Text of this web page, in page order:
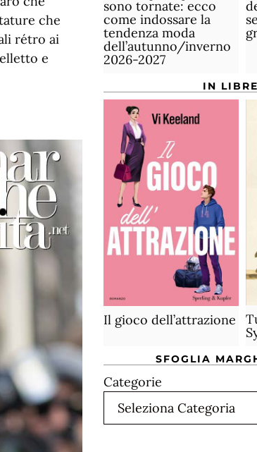
che
rétro ai
e
sono tornate: ecco
come indossare la
tendenza moda
dell’autunno/inverno
2026-2027
IN
Il gioco dell’attrazione
SFOGLIA
Categorie